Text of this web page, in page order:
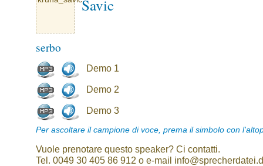
Savic
serbo
Demo 1
Demo 2
Demo 3
Per ascoltare il campione di voce, prema il simbolo con
Vuole prenotare questo speaker? Ci contatti.
Tel. 0049 30 405 86 912 o e-mail